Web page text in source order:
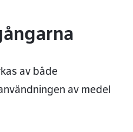
av både
av medel